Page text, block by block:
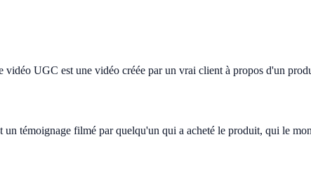
vidéo UGC est une vidéo créée par un vrai client à propos d'un
témoignage filmé par quelqu'un qui a acheté le produit, qui le